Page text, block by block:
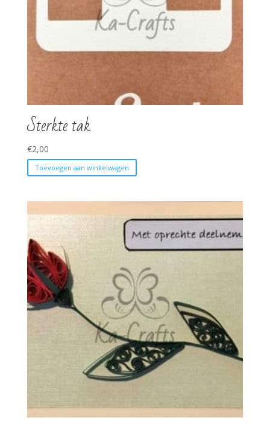
Sterkte tak
€2,00
Toevoegen aan winkelwagen